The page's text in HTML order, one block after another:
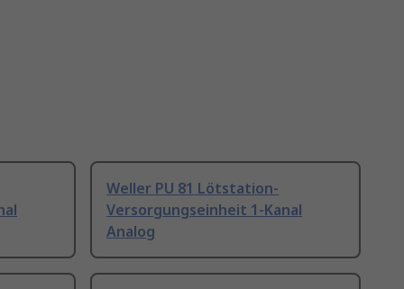
Weller PU 81 Lötstation-
Versorgungseinheit 1-Kanal
Analog